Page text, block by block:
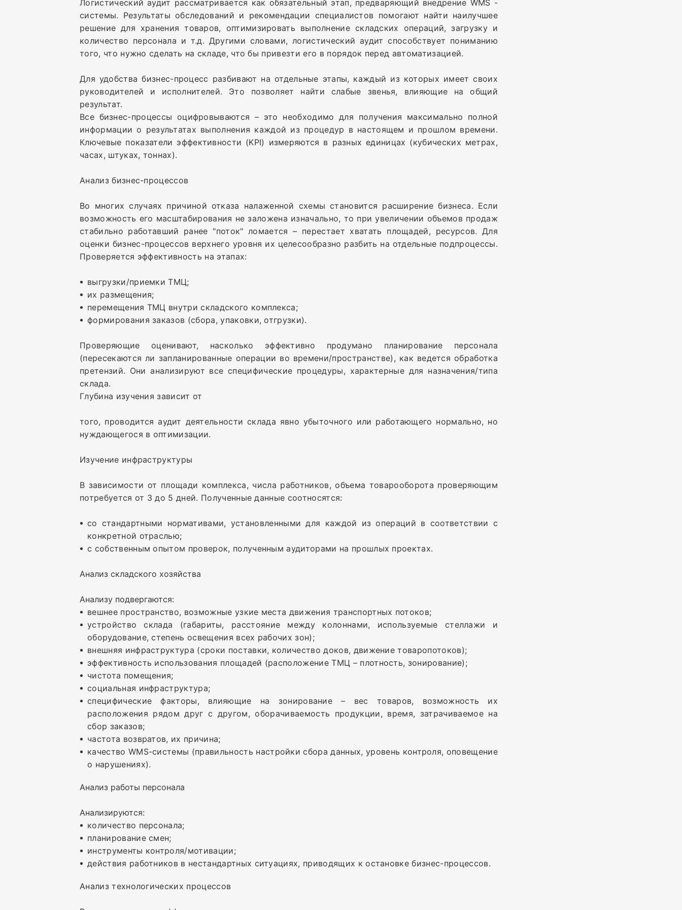
Логистический аудит рассматривается как обязательный этап, предваряющий внедрение WMS -
системы. Результаты обследований и рекомендации специалистов помогают найти наилучшее
решение для хранения товаров, оптимизировать выполнение складских операций, загрузку и
количество персонала и т.д. Другими словами, логистический аудит способствует пониманию
того, что нужно сделать на складе, что бы привезти его в порядок перед автоматизацией.
Для удобства бизнес-процесс разбивают на отдельные этапы, каждый из которых имеет своих
руководителей и исполнителей. Это позволяет найти слабые звенья, влияющие на общий
результат.
Все бизнес-процессы оцифровываются – это необходимо для получения максимально полной
информации о результатах выполнения каждой из процедур в настоящем и прошлом времени.
Ключевые показатели эффективности (KPI) измеряются в разных единицах (кубических метрах,
часах, штуках, тоннах).
Анализ бизнес-процессов
Во многих случаях причиной отказа налаженной схемы становится расширение бизнеса. Если
возможность его масштабирования не заложена изначально, то при увеличении объемов продаж
стабильно работавший ранее "поток" ломается – перестает хватать площадей, ресурсов. Для
оценки бизнес-процессов верхнего уровня их целесообразно разбить на отдельные подпроцессы.
Проверяется эффективность на этапах:
выгрузки/приемки ТМЦ;
их размещения;
перемещения ТМЦ внутри складского комплекса;
формирования заказов (сбора, упаковки, отгрузки).
Проверяющие оценивают, насколько эффективно продумано планирование персонала
(пересекаются ли запланированные операции во времени/пространстве), как ведется обработка
претензий. Они анализируют все специфические процедуры, характерные для назначения/типа
склада.
Глубина изучения зависит от
того, проводится аудит деятельности склада явно убыточного или работающего нормально, но
нуждающегося в оптимизации.
Изучение инфраструктуры
В зависимости от площади комплекса, числа работников, объема товарооборота проверяющим
потребуется от 3 до 5 дней. Полученные данные соотносятся:
со стандартными нормативами, установленными для каждой из операций в соответствии с
конкретной отраслью;
с собственным опытом проверок, полученным аудиторами на прошлых проектах.
Анализ складского хозяйства
Анализу подвергаются:
вешнее пространство, возможные узкие места движения транспортных потоков;
устройство склада (габариты, расстояние между колоннами, используемые стеллажи и
оборудование, степень освещения всех рабочих зон);
внешняя инфраструктура (сроки поставки, количество доков, движение товаропотоков);
эффективность использования площадей (расположение ТМЦ – плотность, зонирование);
чистота помещения;
социальная инфраструктура;
специфические факторы, влияющие на зонирование – вес товаров, возможность их
расположения рядом друг с другом, оборачиваемость продукции, время, затрачиваемое на
сбор заказов;
частота возвратов, их причина;
качество WMS-системы (правильность настройки сбора данных, уровень контроля, оповещение
о нарушениях).
Анализ работы персонала
Анализируются:
количество персонала;
планирование смен;
инструменты контроля/мотивации;
действия работников в нестандартных ситуациях, приводящих к остановке бизнес-процессов.
Анализ технологических процессов